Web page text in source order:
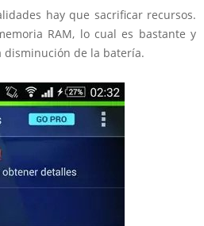
hay que sacrificar recursos.
RAM, lo cual es bastante y
disminución de la batería.